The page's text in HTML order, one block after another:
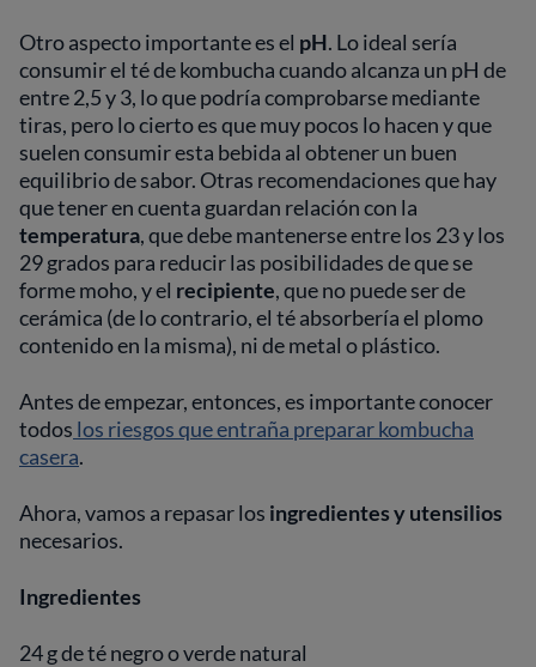
Otro aspecto importante es el pH. Lo ideal sería
consumir el té de kombucha cuando alcanza un pH de
entre 2,5 y 3, lo que podría comprobarse mediante
tiras, pero lo cierto es que muy pocos lo hacen y que
suelen consumir esta bebida al obtener un buen
equilibrio de sabor. Otras recomendaciones que hay
que tener en cuenta guardan relación con la
temperatura, que debe mantenerse entre los 23 y los
29 grados para reducir las posibilidades de que se
forme moho, y el recipiente, que no puede ser de
cerámica (de lo contrario, el té absorbería el plomo
contenido en la misma), ni de metal o plástico.
Antes de empezar, entonces, es importante conocer
todos los riesgos que entraña preparar kombucha
casera.
Ahora, vamos a repasar los ingredientes y utensilios
necesarios.
Ingredientes
24 g de té negro o verde natural